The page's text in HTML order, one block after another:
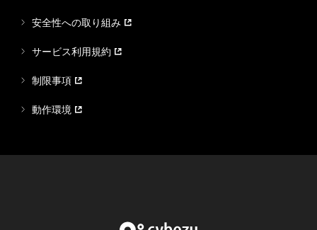
安全性への取り組み
サービス利用規約
制限事項
動作環境